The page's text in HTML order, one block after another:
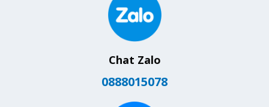
Chat Zalo
0888015078